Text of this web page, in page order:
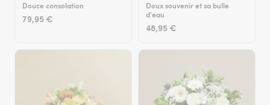
Douce consolation
79,95 €
Doux souvenir et sa bulle
d'eau
48,95 €